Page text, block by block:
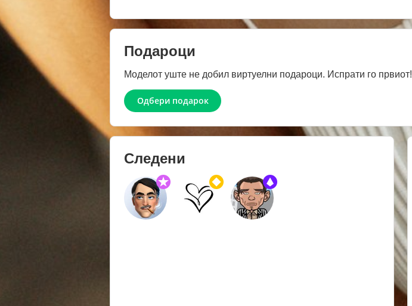
Подароци
Моделот уште не добил виртуелни подароци. Испрати го првиот!
Одбери подарок
Следени